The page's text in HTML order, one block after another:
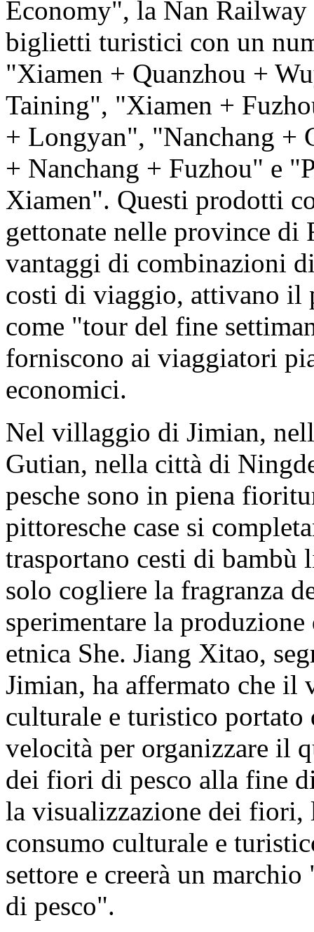
Economy", la Nan Railway
biglietti turistici con un
"Xiamen + Quanzhou +
Taining", "Xiamen +
+ Longyan", "Nanchang +
+ Nanchang + Fuzhou" e
Xiamen". Questi prodotti
gettonate nelle province di
vantaggi di combinazioni
costi di viaggio, attivano il
come "tour del fine
forniscono ai viaggiatori
economici.
Nel villaggio di Jimian,
Gutian, nella città di
pesche sono in piena
pittoresche case si
trasportano cesti di bambù
solo cogliere la fragranza
sperimentare la
etnica She. Jiang Xitao,
Jimian, ha affermato che
culturale e turistico
velocità per organizzare il
dei fiori di pesco alla fine
la visualizzazione dei fiori,
consumo culturale e
settore e creerà un
di pesco".